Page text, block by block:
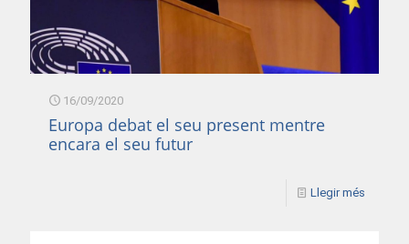
16/09/2020
Europa debat el seu present mentre
encara el seu futur
Llegir més